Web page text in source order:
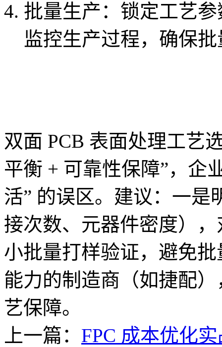
批量生产：锁定工艺
监控生产过程，确保
双面 PCB 表面处理工艺
平衡 + 可靠性保障”，企
活” 的误区。建议：一是
接次数、元器件密度）
小批量打样验证，避免
能力的制造商（如捷配
艺保障。
上一篇： FPC 成本优化